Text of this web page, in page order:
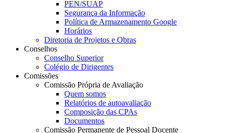
PEN/SUAP
Segurança da Informação
Política de Armazenamento Google
Horários
Diretoria de Projetos e Obras
Conselhos
Conselho Superior
Colégio de Dirigentes
Comissões
Comissão Própria de Avaliação
Quem somos
Relatórios de autoavaliação
Composição das CPAs
Documentos
Comissão Permanente de Pessoal Docente